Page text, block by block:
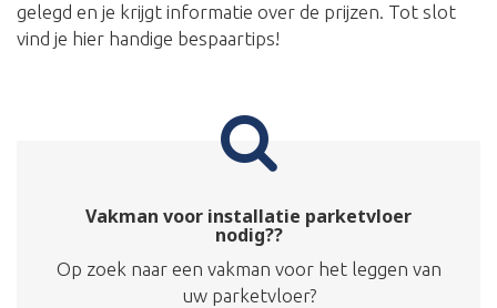
gelegd en je krijgt informatie over de prijzen. Tot slot
vind je hier handige bespaartips!
Vakman voor installatie parketvloer
nodig??
Op zoek naar een vakman voor het leggen van
uw parketvloer?